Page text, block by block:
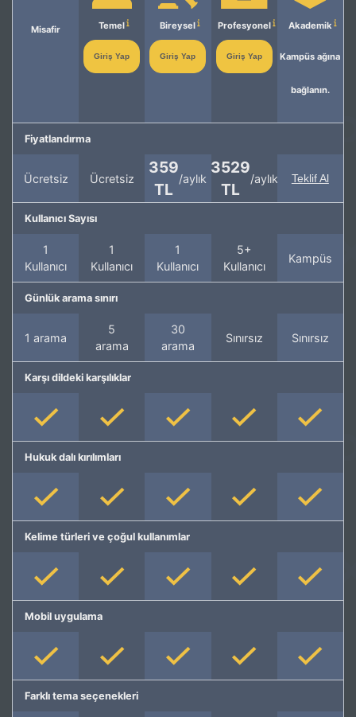
Misafir Temel
Giriş Yap
Bireysel
Giriş Yap
Profesyonel
Giriş Yap
Akademik
Kampüs ağına
bağlanın.
Fiyatlandırma
Ücretsiz Ücretsiz
359
TL
/aylık
3529
TL
/aylık Teklif Al
Kullanıcı Sayısı
1
Kullanıcı
1
Kullanıcı
1
Kullanıcı
5+
Kullanıcı
Kampüs
Günlük arama sınırı
1 arama
5
arama
30
arama
Sınırsız Sınırsız
Karşı dildeki karşılıklar
Hukuk dalı kırılımları
Kelime türleri ve çoğul kullanımlar
Mobil uygulama
Farklı tema seçenekleri